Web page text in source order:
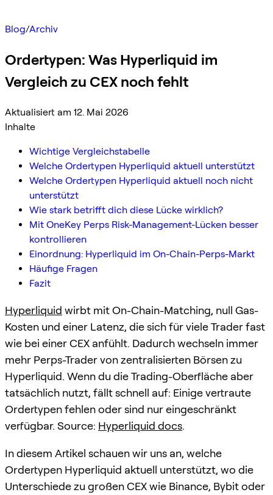
Blog/Archiv
Ordertypen: Was Hyperliquid im
Vergleich zu CEX noch fehlt
Aktualisiert am 12. Mai 2026
Inhalte
Wichtige Vergleichstabelle
Welche Ordertypen Hyperliquid aktuell unterstützt
Welche Ordertypen Hyperliquid aktuell noch nicht
unterstützt
Wie stark betrifft dich diese Lücke wirklich?
Mit OneKey Perps Risk-Management-Lücken besser
kontrollieren
Einordnung: Hyperliquid im On-Chain-Perps-Markt
Häufige Fragen
Fazit
Hyperliquid wirbt mit On-Chain-Matching, null Gas-
Kosten und einer Latenz, die sich für viele Trader fast
wie bei einer CEX anfühlt. Dadurch wechseln immer
mehr Perps-Trader von zentralisierten Börsen zu
Hyperliquid. Wenn du die Trading-Oberfläche aber
tatsächlich nutzt, fällt schnell auf: Einige vertraute
Ordertypen fehlen oder sind nur eingeschränkt
verfügbar. Source: Hyperliquid docs.
In diesem Artikel schauen wir uns an, welche
Ordertypen Hyperliquid aktuell unterstützt, wo die
Unterschiede zu großen CEX wie Binance, Bybit oder